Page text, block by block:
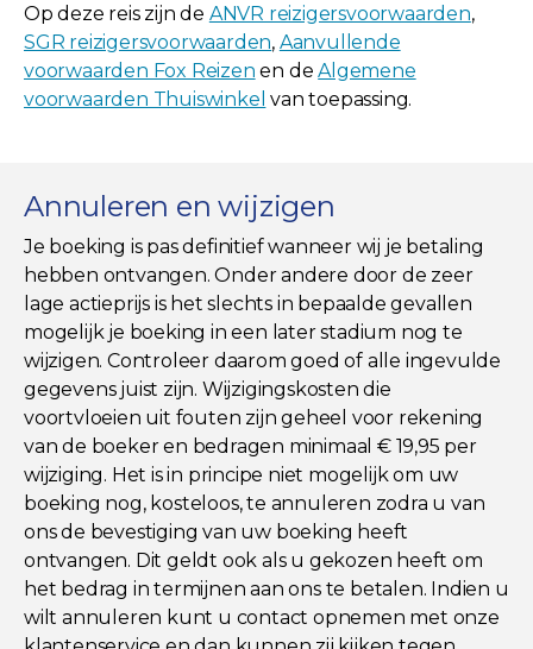
Op deze reis zijn de ANVR reizigersvoorwaarden,
SGR reizigersvoorwaarden, Aanvullende
voorwaarden Fox Reizen en deAlgemene
voorwaarden Thuiswinkel van toepassing.
Annuleren en wijzigen
Je boeking is pas definitief wanneer wij je betaling
hebben ontvangen. Onder andere door de zeer
lage actieprijs is het slechts in bepaalde gevallen
mogelijk je boeking in een later stadium nog te
wijzigen. Controleer daarom goed of alle ingevulde
gegevens juist zijn. Wijzigingskosten die
voortvloeien uit fouten zijn geheel voor rekening
van de boeker en bedragen minimaal € 19,95 per
wijziging. Het is in principe niet mogelijk om uw
boeking nog, kosteloos, te annuleren zodra u van
ons de bevestiging van uw boeking heeft
ontvangen. Dit geldt ook als u gekozen heeft om
het bedrag in termijnen aan ons te betalen. Indien u
wilt annuleren kunt u contact opnemen met onze